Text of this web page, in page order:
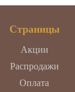
Страницы
Акции
Распродажи
Оплата